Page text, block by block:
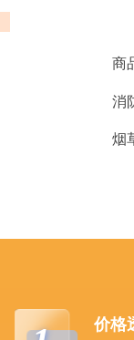
商
消
烟
价格